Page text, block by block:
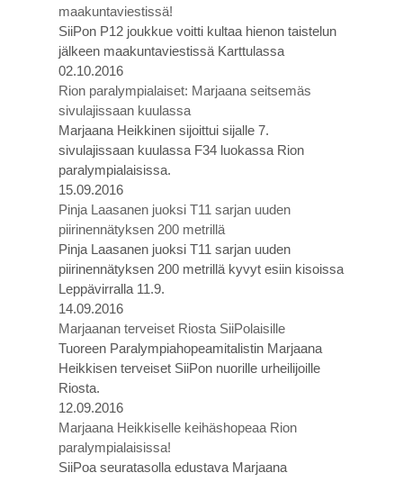
maakuntaviestissä!
SiiPon P12 joukkue voitti kultaa hienon taistelun
jälkeen maakuntaviestissä Karttulassa
02.10.2016
Rion paralympialaiset: Marjaana seitsemäs
sivulajissaan kuulassa
Marjaana Heikkinen sijoittui sijalle 7.
sivulajissaan kuulassa F34 luokassa Rion
paralympialaisissa.
15.09.2016
Pinja Laasanen juoksi T11 sarjan uuden
piirinennätyksen 200 metrillä
Pinja Laasanen juoksi T11 sarjan uuden
piirinennätyksen 200 metrillä kyvyt esiin kisoissa
Leppävirralla 11.9.
14.09.2016
Marjaanan terveiset Riosta SiiPolaisille
Tuoreen Paralympiahopeamitalistin Marjaana
Heikkisen terveiset SiiPon nuorille urheilijoille
Riosta.
12.09.2016
Marjaana Heikkiselle keihäshopeaa Rion
paralympialaisissa!
SiiPoa seuratasolla edustava Marjaana